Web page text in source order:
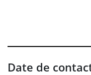
Date de